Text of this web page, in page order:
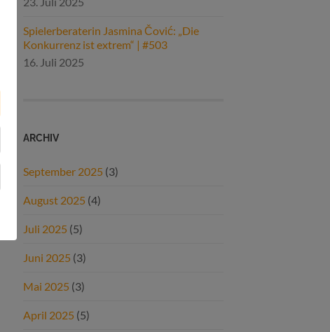
Spielerberaterin Jasmina Čović: „Die
Konkurrenz ist extrem“ | #503
16. Juli 2025
ARCHIV
September 2025 (3)
August 2025 (4)
Juli 2025 (5)
Juni 2025 (3)
Mai 2025 (3)
April 2025 (5)